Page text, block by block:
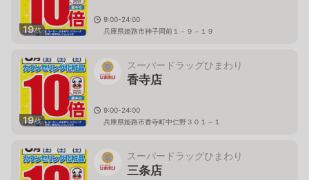
19枚
9:00-24:00
兵庫県姫路市神子岡前１－９－１９
19枚
スーパードラッグひまわり
香寺店
9:00-24:00
兵庫県姫路市香寺町中仁野３０１－１
スーパードラッグひまわり
三条店